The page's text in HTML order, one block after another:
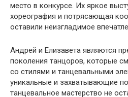
место в конкурсе. Их яркое
хореография и потрясающая
оставили неизгладимое
Андрей и Елизавета являются
поколения танцоров, которые
со стилями и танцевальными
уникальные и захватывающие
танцевальное мастерство не